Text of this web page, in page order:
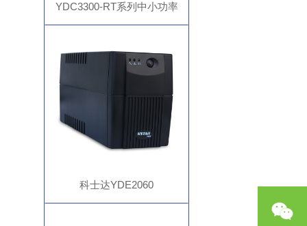
YDC3300-RT系列中小功率
科士达YDE2060